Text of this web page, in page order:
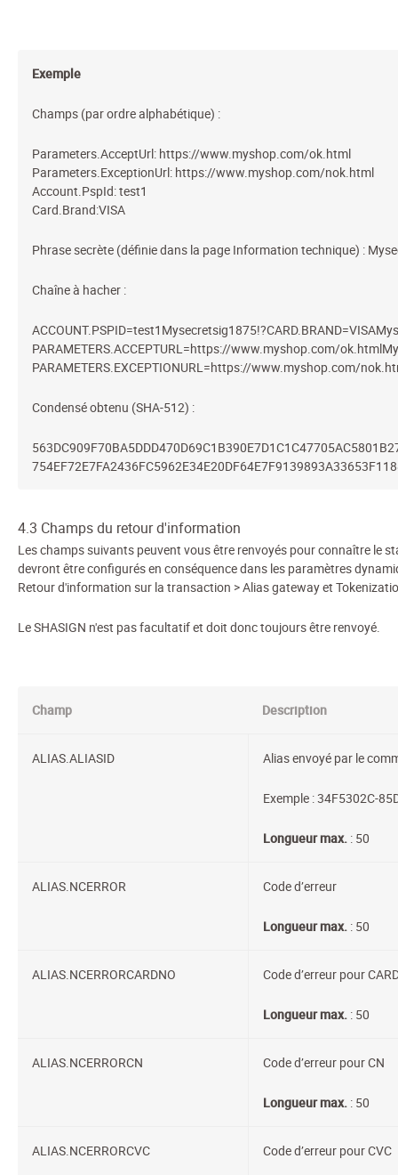
Exemple
Champs (par ordre alphabétique) :
Parameters.AcceptUrl: https://www.myshop.com/ok.html
Parameters.ExceptionUrl: https://www.myshop.com/nok.html
Account.PspId: test1
Card.Brand:VISA
Phrase secrète (définie dans la page Information technique) :
Chaîne à hacher :
PARAMETERS.ACCEPTURL=https://www.myshop.com/
PARAMETERS.EXCEPTIONURL=https://www.myshop.com/
Condensé obtenu (SHA-512) :
4.3 Champs du retour d'information
Les champs suivants peuvent vous être renvoyés pour connaître le
devront être configurés en conséquence dans les paramètres
Retour d'information sur la transaction > Alias gateway et
Le SHASIGN n'est pas facultatif et doit donc toujours être renvoyé.
Champ Description
ALIAS.ALIASID Alias envoyé par le
Exemple : 34F5302C-
Longueur max. : 50
ALIAS.NCERROR Code d’erreur
Longueur max. : 50
ALIAS.NCERRORCARDNO Code d’erreur pour
Longueur max. : 50
ALIAS.NCERRORCN Code d’erreur pour CN
Longueur max. : 50
ALIAS.NCERRORCVC Code d’erreur pour CVC